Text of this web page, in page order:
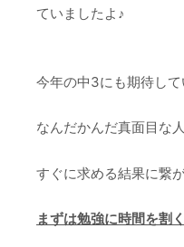
ていましたよ♪
今年の中3にも期待し
なんだかんだ真面目な
すぐに求める結果に繋
まずは勉強に時間を割く